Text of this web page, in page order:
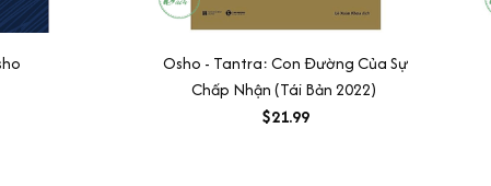
Osho - Tantra: Con Đường Của Sự
Chấp Nhận (Tái Bản 2022)
$21.99